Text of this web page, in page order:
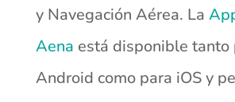
y Navegación Aérea. La
Aena está disponible tanto
Android como para iOS y